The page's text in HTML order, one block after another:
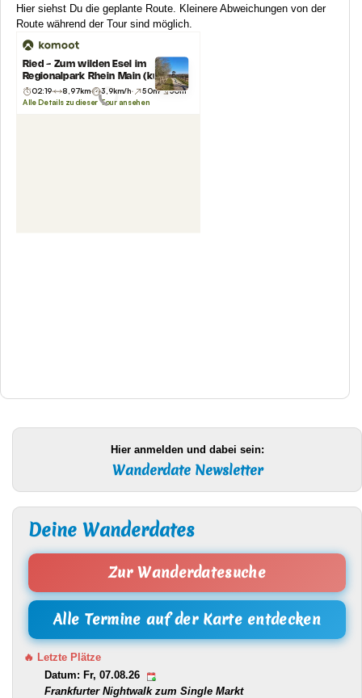
Hier siehst Du die geplante Route. Kleinere Abweichungen von der
Route während der Tour sind möglich.
Hier anmelden und dabei sein:
Wanderdate Newsletter
Deine Wanderdates
Zur Wanderdatesuche
Alle Termine auf der Karte entdecken
🔥 Letzte Plätze
Datum: Fr, 07.08.26
Frankfurter Nightwalk zum Single Markt